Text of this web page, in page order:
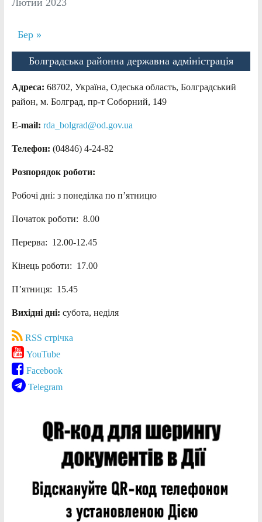
Лютий 2023
Бер »
Болградська районна державна адміністрація
Адреса: 68702, Україна, Одеська область, Болградський
район, м. Болград, пр-т Соборний, 149
E-mail: rda_bolgrad@od.gov.ua
Телефон: (04846) 4-24-82
Розпорядок роботи:
Робочі дні: з понеділка по п’ятницю
Початок роботи: 8.00
Перерва: 12.00-12.45
Кінець роботи: 17.00
П’ятниця: 15.45
Вихідні дні: субота, неділя
RSS стрічка
YouTube
Facebook
Telegram